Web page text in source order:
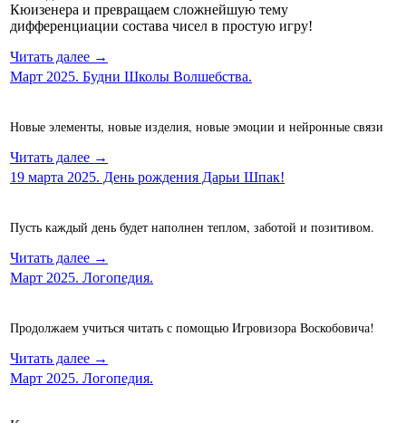
Кюизенера и превращаем сложнейшую тему
дифференциации состава чисел в простую игру!
Читать далее →
Март 2025. Будни Школы Волшебства.
Новые элементы, новые изделия, новые эмоции и нейронные связи
Читать далее →
19 марта 2025. День рождения Дарьи Шпак!
Пусть каждый день будет наполнен теплом, заботой и позитивом.
Читать далее →
Март 2025. Логопедия.
Продолжаем учиться читать с помощью Игровизора Воскобовича!
Читать далее →
Март 2025. Логопедия.